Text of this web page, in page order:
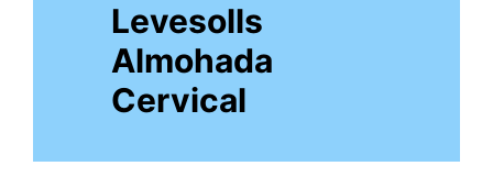
Levesolls
Almohada
Cervical